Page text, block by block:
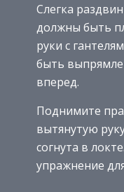
Слегка
должны быть
руки с
быть
вперед.
Поднимите
вытянутую
согнута в
упражнение